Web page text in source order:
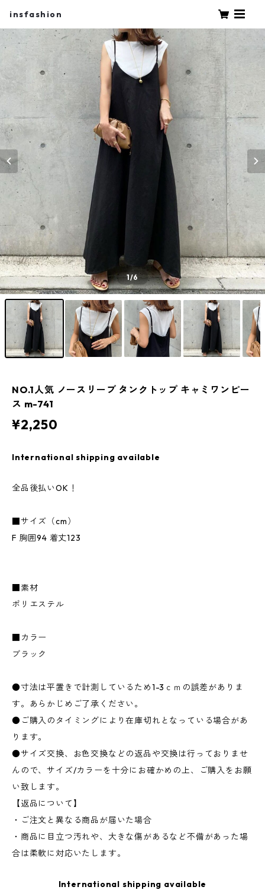
insfashion
1/6
NO.1人気 ノースリーブ タンクトップ キャミワンピー
ス m-741
¥2,250
International shipping available
全品後払いOK！
■サイズ（cm）
F 胸囲94 着丈123
■素材
ポリエステル
■カラー
ブラック
●寸法は平置きで計測しているため1-3ｃｍの誤差がありま
す。あらかじめご了承ください。
●ご購入のタイミングにより在庫切れとなっている場合があ
ります。
●サイズ交換、お色交換などの返品や交換は行っておりませ
んので、サイズ/カラーを十分にお確かめの上、ご購入をお願
い致します。
【返品について】
・ご注文と異なる商品が届いた場合
・商品に目立つ汚れや、大きな傷があるなど不備があった場
合は柔軟に対応いたします。
International shipping available